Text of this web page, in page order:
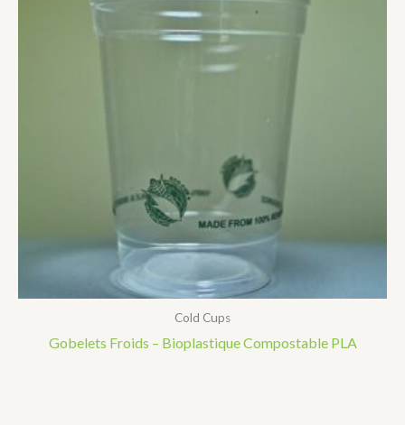
Cold Cups
Gobelets Froids – Bioplastique Compostable PLA